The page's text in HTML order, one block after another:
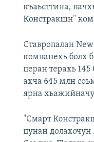
къаьсттина,
Констракшн"
Ставропалан
компанехь болх
церан терахь
ахча 645 млн
ярна
"Смарт
цунан